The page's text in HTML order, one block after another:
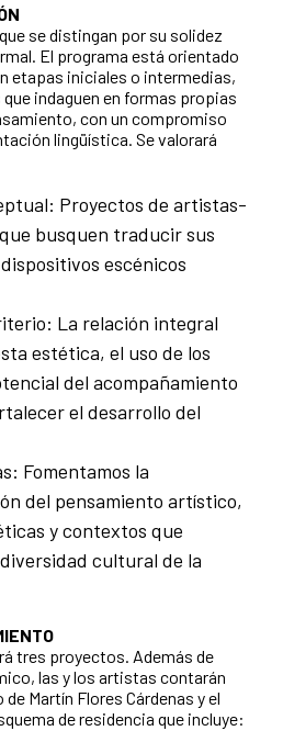
se distingan por su solidez
El programa está orientado
etapas iniciales o intermedias,
indaguen en formas propias
con un compromiso
lingüística. Se valorará
Proyectos de artistas-
busquen traducir sus
escénicos
La relación integral
estética, el uso de los
del acompañamiento
el desarrollo del
Fomentamos la
del pensamiento artístico,
y contextos que
cultural de la
tres proyectos. Además de
las y los artistas contarán
Martín Flores Cárdenas y el
de residencia que incluye: